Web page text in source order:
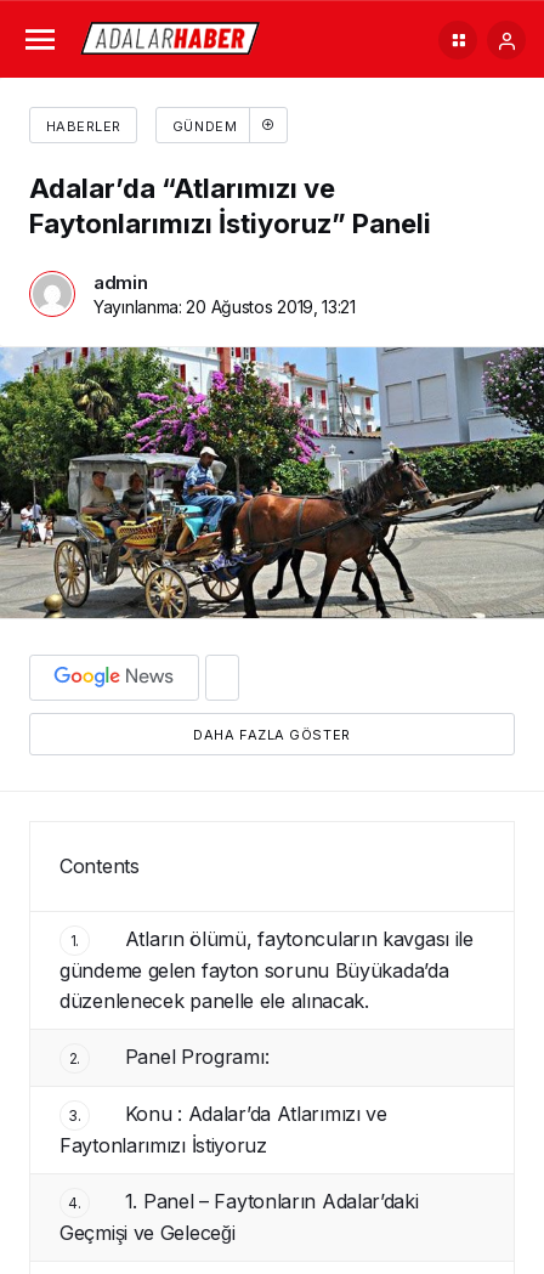
HABERLER GÜNDEM
Adalar’da “Atlarımızı ve
Faytonlarımızı İstiyoruz” Paneli
admin
Yayınlanma:20 Ağustos 2019, 13:21
DAHA FAZLA GÖSTER
Contents
1.
Atların ölümü, faytoncuların kavgası ile
gündeme gelen fayton sorunu Büyükada’da
düzenlenecek panelle ele alınacak.
2. Panel Programı:
3.
Konu : Adalar’da Atlarımızı ve
Faytonlarımızı İstiyoruz
4.
1. Panel – Faytonların Adalar’daki
Geçmişi ve Geleceği